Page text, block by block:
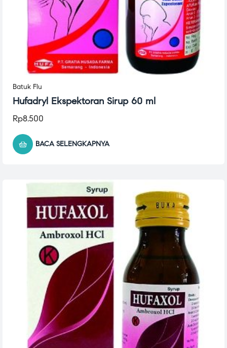
Batuk Flu
Hufadryl Ekspektoran Sirup 60 ml
Rp8.500
BACA SELENGKAPNYA